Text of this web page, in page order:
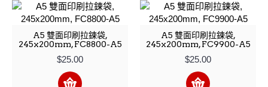
A5 雙面印刷拉鍊袋,
245x200mm, FC8800-A5
$25.00
A5 雙面印刷拉鍊袋,
245x200mm, FC9900-A5
$25.00